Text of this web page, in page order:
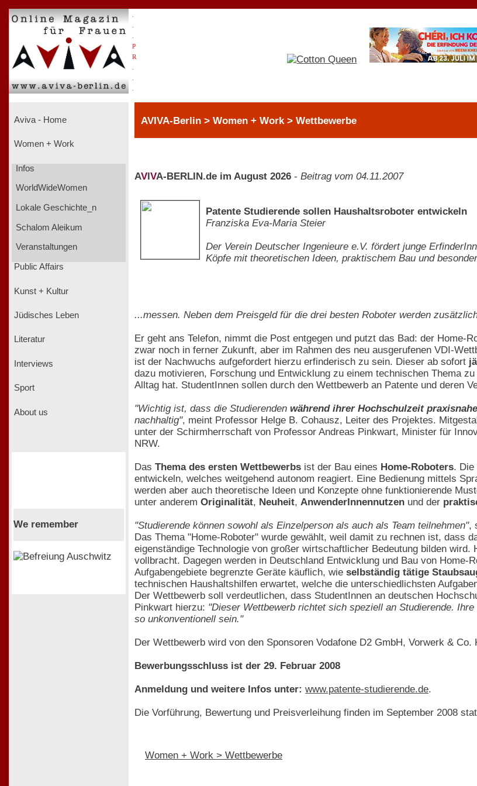
P
R
Aviva - Home
Women + Work
Infos
WorldWideWomen
Lokale Geschichte_n
Schalom Aleikum
Veranstaltungen
Public Affairs
Kunst + Kultur
Jüdisches Leben
Literatur
Interviews
Sport
About us
We remember
AVIVA-Berlin > Women + Work > Wettbewerbe
AV VA-BERLIN.de im August 2026 - Beitrag vom 04.11.2007
Patente Studierende sollen Haushaltsroboter entwickeln
Franziska Eva-Maria Steier
Der Verein Deutscher Ingenieure e.V. fördert junge
Köpfe mit theoretischen Ideen, praktischem Bau und
...messen. Neben dem Preisgeld für die drei besten Roboter werden
Er geht ans Telefon, nimmt die Post entgegen und putzt das Bad: der Home-
zwar noch in ferner Zukunft, aber im Rahmen des neu ausgerufenen VDI-
ist der Nachwuchs aufgefordert hierzu erfinderisch zu sein. Dieser ab sofort
dazu motivieren, Forschung und Entwicklung zu einem technischen Thema
Alltag hat. StudentInnen sollen durch den Wettbewerb an Patente und deren
"Wichtig ist, dass die Studierenden während ihrer Hochschulzeit
nachhaltig", meint Professor Helge B. Cohausz, Leiter des Projektes.
unter der Schirmherrschaft von Professor Andreas Pinkwart, Minister für
NRW.
Das Thema des ersten Wettbewerbs ist der Bau eines Home-Roboters. Die
entwickeln, welches weitgehend autonom reagiert. Eine Bedienung mittels
werden aber auch theoretische Ideen und Konzepte ohne funktionierende
unter anderem Originalität, Neuheit, AnwenderInnennutzen und der
"Studierende können sowohl als Einzelperson als auch als Team teilnehmen",
Das Thema "Home-Roboter" wurde gewählt, weil damit zu rechnen ist, dass
eigenständige Technologie von großer wirtschaftlicher Bedeutung bilden
vollbracht. Dagegen werden in Deutschland Entwicklung und Bau von
Aufgabengebiete begrenzte Geräte käuflich, wie selbständig tätige
technischen Haushaltshilfen erwartet, welche die unterschiedlichsten
Der Wettbewerb soll verdeutlichen, dass StudentInnen an deutschen
Pinkwart hierzu: "Dieser Wettbewerb richtet sich speziell an Studierende.
so unkonventionell sein."
Der Wettbewerb wird von den Sponsoren Vodafone D2 GmbH, Vorwerk &
Bewerbungsschluss ist der 29. Februar 2008
Anmeldung und weitere Infos unter: www.patente-studierende.de.
Die Vorführung, Bewertung und Preisverleihung finden im September 2008
Women + Work > Wettbewerbe